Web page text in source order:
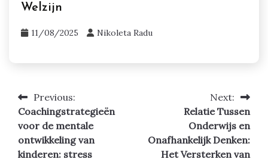
Welzijn
11/08/2025 Nikoleta Radu
Post
navigation
Previous:
Coachingstrategieën
voor de mentale
ontwikkeling van
kinderen: stress
Next:
Relatie Tussen
Onderwijs en
Onafhankelijk Denken:
Het Versterken van